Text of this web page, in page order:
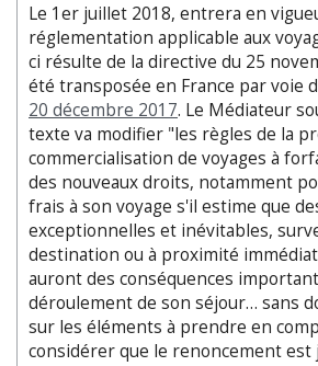
Le 1er juillet 2018, entrera en
réglementation applicable aux
ci résulte de la directive du 25
été transposée en France par voie
20 décembre 2017. Le Médiateur
texte va modifier "les règles de la
commercialisation de voyages à
des nouveaux droits, notamment
frais à son voyage s'il estime que
exceptionnelles et inévitables,
destination ou à proximité
auront des conséquences
déroulement de son séjour… sans
sur les éléments à prendre en
considérer que le renoncement est